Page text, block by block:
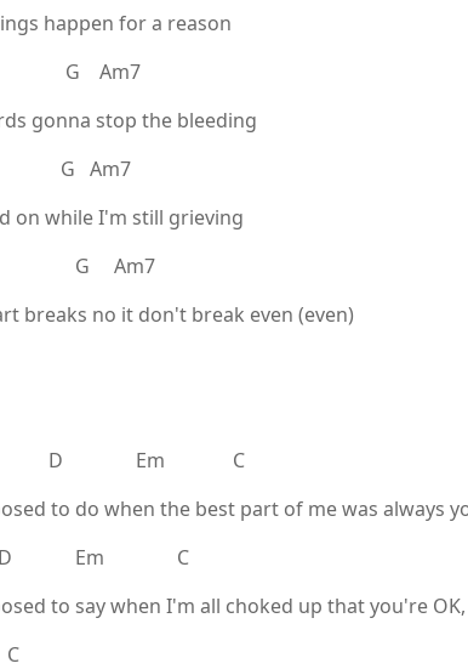
happen for a reason
Am7
gonna stop the bleeding
Am7
on while I'm still grieving
Am7
breaks no it don't break even (even)
Em C
to do when the best part of me was always
C
to say when I'm all choked up that you're OK,